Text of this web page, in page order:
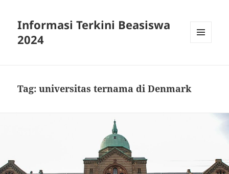
Informasi Terkini Beasiswa
2024
Tag:universitas ternama di Denmark